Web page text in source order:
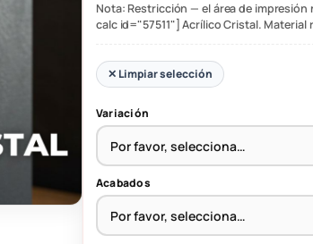
Nota: Restricción — el área de
calc id="57511"] Acrílico Cristal.
✕ Limpiar selección
Variación
Acabados